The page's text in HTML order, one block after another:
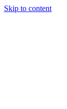
Skip to content